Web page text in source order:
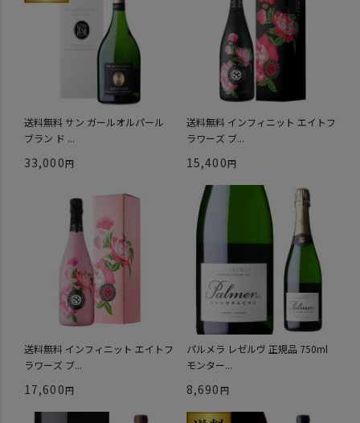
送料無料 サン ガールオルパール
ブラン ド ...
33,000
送料無料 インフィニット エイトフ
ラワーズ ブ...
15,400
送料無料 インフィニット エイトフ
ラワーズ ブ...
17,600
パルメラ レゼルヴ 正規品 750ml
モンター...
8,690